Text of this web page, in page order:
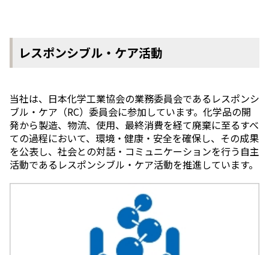
未来共創室
NAGASEバイオテック室
IRニュース：2026年
IRライブラリー
個人株主・投資家の皆様へ
株主・株式情報
財務情報
レスポンシブル・ケア活動
当社は、日本化学工業協会の業務委員会であるレスポンシ
ブル・ケア（RC）委員会に参加しています。化学品の開
発から製造、物流、使用、最終消費を経て廃棄に至るすべ
ての過程において、環境・健康・安全を確保し、その成果
を公表し、社会との対話・コミュニケーションを行う自主
活動であるレスポンシブル・ケア活動を推進しています。